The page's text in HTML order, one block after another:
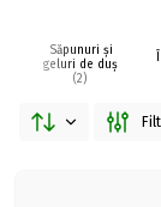
Săpunuri și
geluri de duș
(2)